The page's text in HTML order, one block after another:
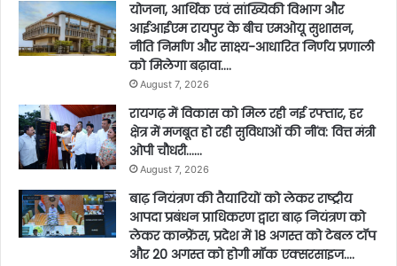
योजना, आर्थिक एवं सांख्यिकी विभाग और
आईआईएम रायपुर के बीच एमओयू सुशासन,
नीति निर्माण और साक्ष्य-आधारित निर्णय प्रणाली
को मिलेगा बढ़ावा….
August 7, 2026
रायगढ़ में विकास को मिल रही नई रफ्तार, हर
क्षेत्र में मजबूत हो रही सुविधाओं की नींव: वित्त मंत्री
ओपी चौधरी……
August 7, 2026
बाढ़ नियंत्रण की तैयारियों को लेकर राष्ट्रीय
आपदा प्रबंधन प्राधिकरण द्वारा बाढ़ नियंत्रण को
लेकर कान्फ्रेंस, प्रदेश में 18 अगस्त को टेबल टॉप
और 20 अगस्त को होगी मॉक एक्सरसाइज….